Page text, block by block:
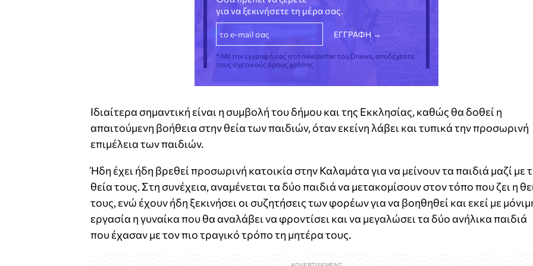
για να ξεκινήσετε τη μέρα σας.
* Με την εγγραφή σας στο newsletter του Dnews, αποδέχεστε
τους σχετικούς όρους χρήσης
Ιδιαίτερα σημαντική είναι η συμβολή του δήμου και της Εκκλησίας, καθώς θα δοθεί η
απαιτούμενη βοήθεια στην θεία των παιδιών, όταν εκείνη λάβει και τυπικά την προσωρινή
επιμέλεια των παιδιών.
Ήδη έχει ήδη βρεθεί προσωρινή κατοικία στην Καλαμάτα για να μείνουν τα παιδιά μαζί με
θεία τους. Στη συνέχεια, αναμένεται τα δύο παιδιά να μετακομίσουν στον τόπο που ζει η
τους, ενώ έχουν ήδη ξεκινήσει οι συζητήσεις των φορέων για να βοηθηθεί και εκεί με
εργασία η γυναίκα που θα αναλάβει να φροντίσει και να μεγαλώσει τα δύο ανήλικα παιδιά
που έχασαν με τον πιο τραγικό τρόπο τη μητέρα τους.